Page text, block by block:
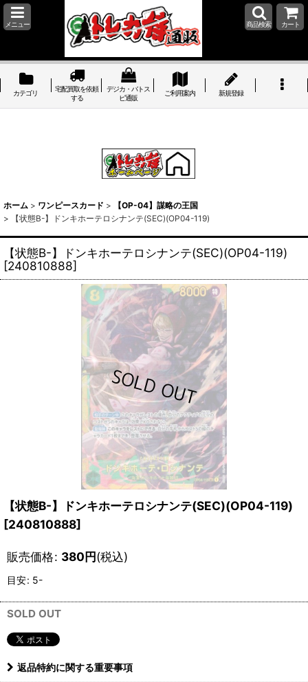
メニュー 商品検索 カート
カテゴリ
宅配買取を依頼
する
デジカ・バトス
ピ通販
ご利用案内 新規登録
ホーム > ワンピースカード >
【OP-04】謀略の王国
>
【状態B-】ドンキホーテロシナンテ(SEC)(OP04-119)
【状態B-】ドンキホーテロシナンテ(SEC)(OP04-119)
[240810888]
【状態B-】ドンキホーテロシナンテ(SEC)(OP04-119)
[240810888]
販売価格: 380円(税込)
目安: 5-
SOLD OUT
返品特約に関する重要事項